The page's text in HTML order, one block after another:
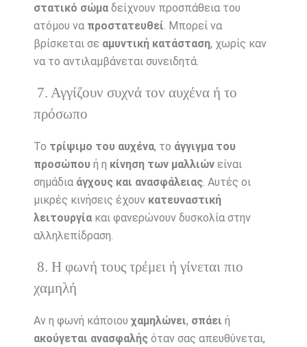
στατικό σώμαδείχνουν προσπάθεια του
ατόμου να προστατευθεί. Μπορεί να
βρίσκεται σε αμυντική κατάσταση, χωρίς καν
να το αντιλαμβάνεται συνειδητά.
7. Αγγίζουν συχνά τον αυχένα ή το
πρόσωπο
Το τρίψιμο του αυχένα, το άγγιγμα του
προσώπουή η κίνηση των μαλλιώνείναι
σημάδια άγχους και ανασφάλειας. Αυτές οι
μικρές κινήσεις έχουν κατευναστική
λειτουργίακαι φανερώνουν δυσκολία στην
αλληλεπίδραση.
8. Η φωνή τους τρέμει ή γίνεται πιο
χαμηλή
Αν η φωνή κάποιου χαμηλώνει, σπάει ή
ακούγεται ανασφαλής όταν σας απευθύνεται,